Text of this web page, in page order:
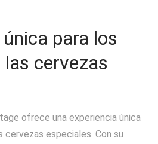
para los
cervezas
ofrece una experiencia única
cervezas especiales. Con su